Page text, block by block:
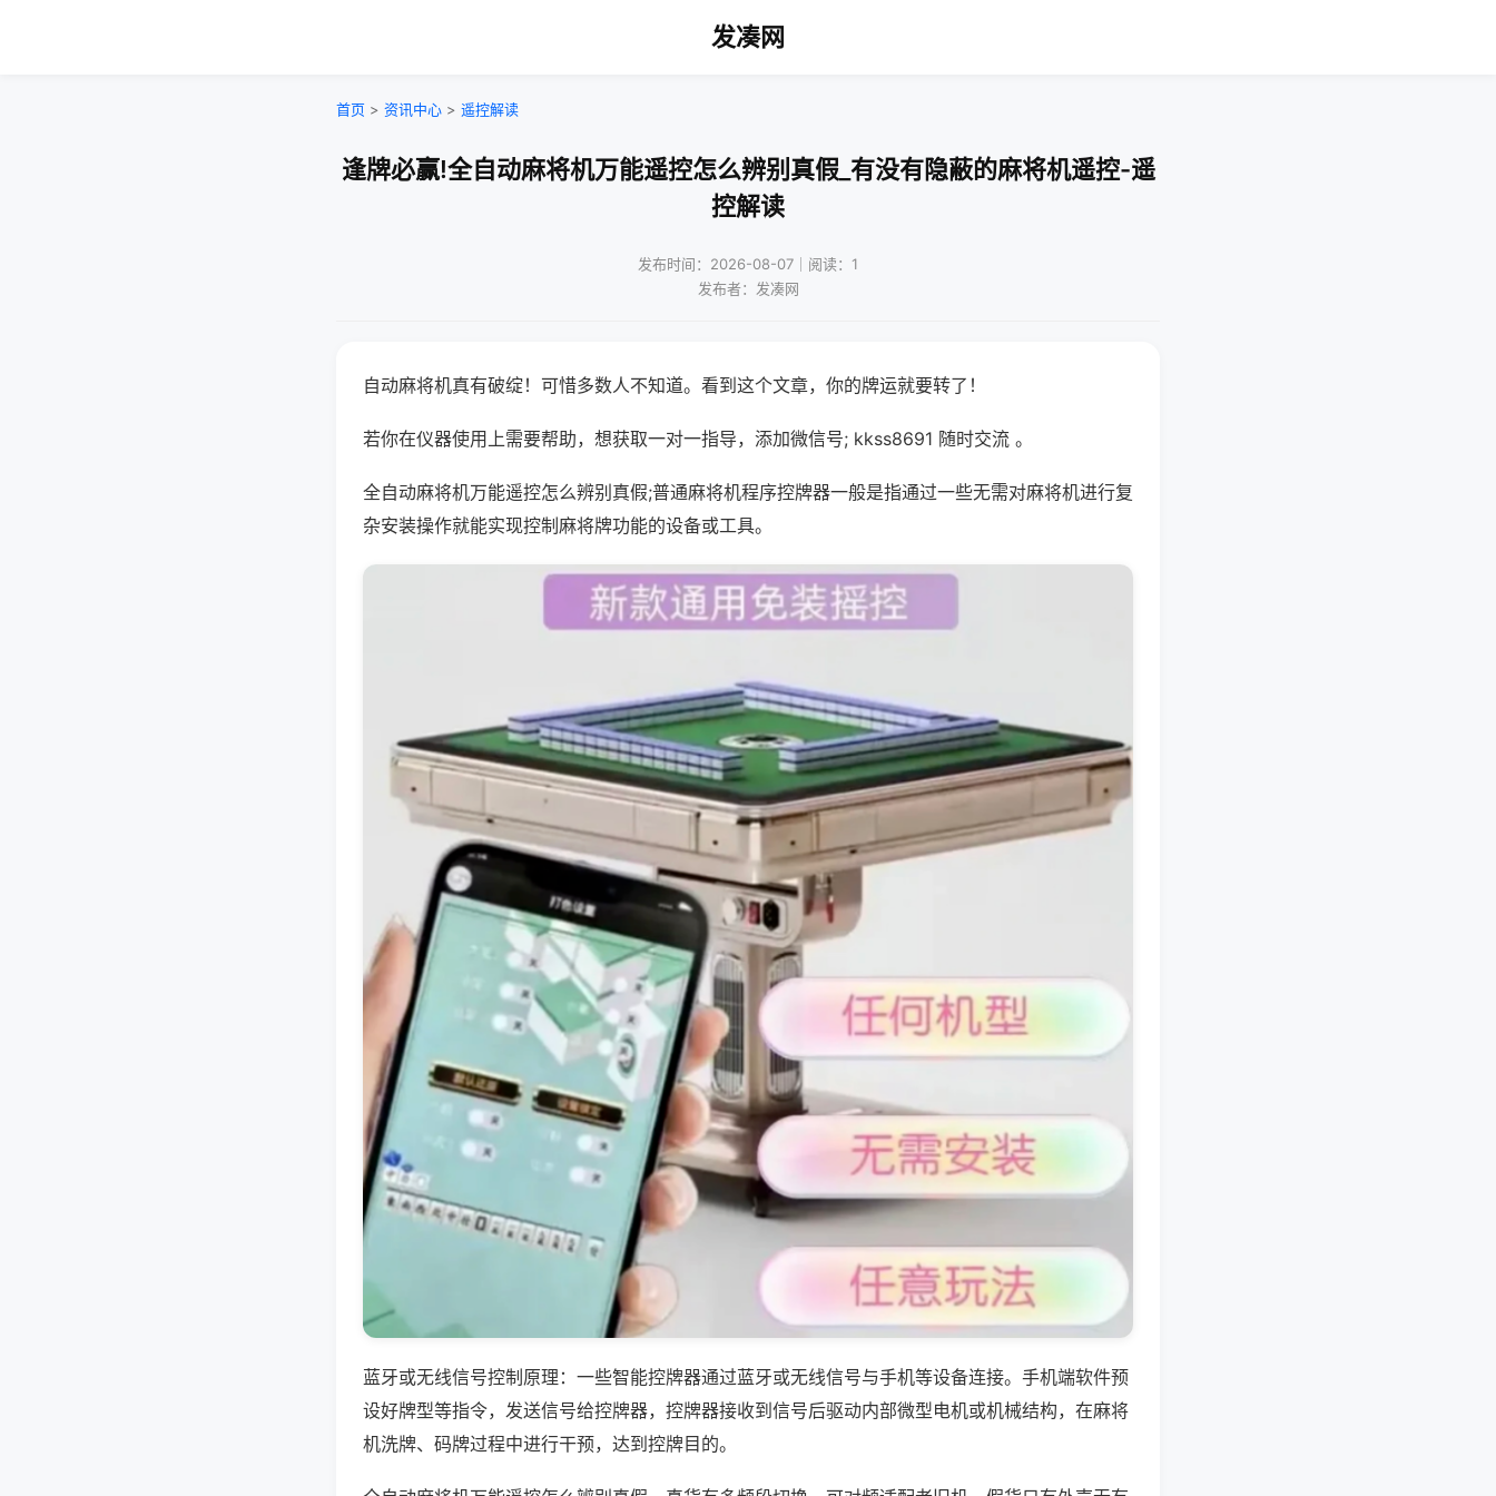
发凑网
首页 > 资讯中心 > 遥控解读
逢牌必赢!全自动麻将机万能遥控怎么辨别真假_有没有隐蔽的麻将机遥控-遥
控解读
发布时间：2026-08-07｜阅读：1
发布者：发凑网
自动麻将机真有破绽！可惜多数人不知道。看到这个文章，你的牌运就要转了！
若你在仪器使用上需要帮助，想获取一对一指导，添加微信号; kkss8691 随时交流 。
全自动麻将机万能遥控怎么辨别真假;普通麻将机程序控牌器一般是指通过一些无需对麻将机进行复
杂安装操作就能实现控制麻将牌功能的设备或工具。
蓝牙或无线信号控制原理：一些智能控牌器通过蓝牙或无线信号与手机等设备连接。手机端软件预
设好牌型等指令，发送信号给控牌器，控牌器接收到信号后驱动内部微型电机或机械结构，在麻将
机洗牌、码牌过程中进行干预，达到控牌目的。